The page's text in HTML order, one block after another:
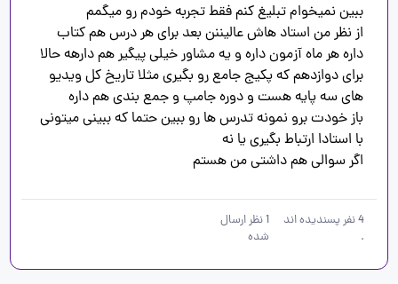
اگر سوالی هم داشتی من هستم
4نفر پسندیده اند
.
1نظر ارسال
شده